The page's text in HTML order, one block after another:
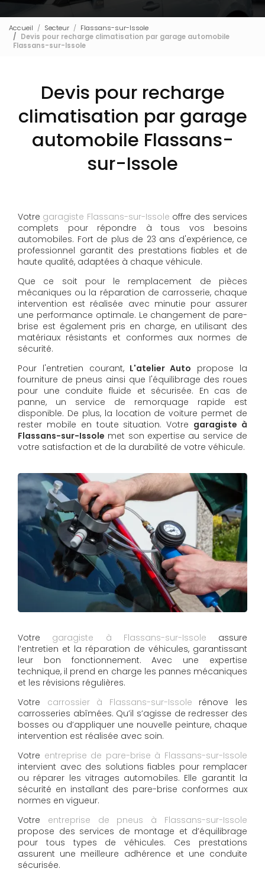
Accueil Secteur
Flassans-sur-Issole
Devis pour recharge climatisation par garage automobile
Flassans-sur-Issole
Devis pour recharge
climatisation par garage
automobile Flassans-
sur-Issole
Votre garagiste Flassans-sur-Issole offre des services
complets pour répondre à tous vos besoins
automobiles. Fort de plus de 23 ans d'expérience, ce
professionnel garantit des prestations fiables et de
haute qualité, adaptées à chaque véhicule.
Que ce soit pour le remplacement de pièces
mécaniques ou la réparation de carrosserie, chaque
intervention est réalisée avec minutie pour assurer
une performance optimale. Le changement de pare-
brise est également pris en charge, en utilisant des
matériaux résistants et conformes aux normes de
sécurité.
Pour l'entretien courant,L'atelier Auto propose la
fourniture de pneus ainsi que l'équilibrage des roues
pour une conduite fluide et sécurisée. En cas de
panne, un service de remorquage rapide est
disponible. De plus, la location de voiture permet de
rester mobile en toute situation. Votre garagiste à
Flassans-sur-Issole met son expertise au service de
votre satisfaction et de la durabilité de votre véhicule.
Votre garagiste à Flassans-sur-Issole assure
l’entretien et la réparation de véhicules, garantissant
leur bon fonctionnement. Avec une expertise
technique, il prend en charge les pannes mécaniques
et les révisions régulières.
Votre carrossier à Flassans-sur-Issole rénove les
carrosseries abîmées. Qu’il s’agisse de redresser des
bosses ou d’appliquer une nouvelle peinture, chaque
intervention est réalisée avec soin.
Votre entreprise de pare-brise à Flassans-sur-Issole
intervient avec des solutions fiables pour remplacer
ou réparer les vitrages automobiles. Elle garantit la
sécurité en installant des pare-brise conformes aux
normes en vigueur.
Votre entreprise de pneus à Flassans-sur-Issole
propose des services de montage et d’équilibrage
pour tous types de véhicules. Ces prestations
assurent une meilleure adhérence et une conduite
sécurisée.